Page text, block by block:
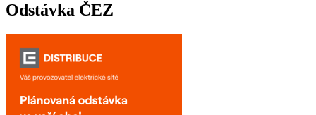
Odstávka ČEZ